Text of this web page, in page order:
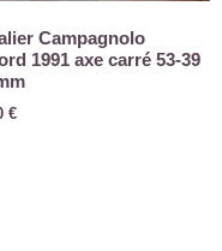
Campagnolo
1991 axe carré 53-39
€